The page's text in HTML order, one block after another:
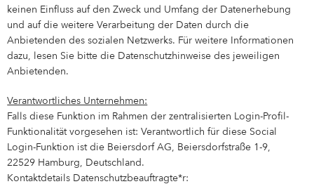
keinen Einfluss auf den Zweck und Umfang der Datenerhebung
und auf die weitere Verarbeitung der Daten durch die
Anbietenden des sozialen Netzwerks. Für weitere Informationen
dazu, lesen Sie bitte die Datenschutzhinweise des jeweiligen
Anbietenden.
Verantwortliches Unternehmen:
Falls diese Funktion im Rahmen der zentralisierten Login-Profil-
Funktionalität vorgesehen ist: Verantwortlich für diese Social
Login-Funktion ist die Beiersdorf AG, Beiersdorfstraße 1-9,
22529 Hamburg, Deutschland.
Kontaktdetails Datenschutzbeauftragte*r: